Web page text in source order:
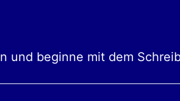
und beginne mit dem